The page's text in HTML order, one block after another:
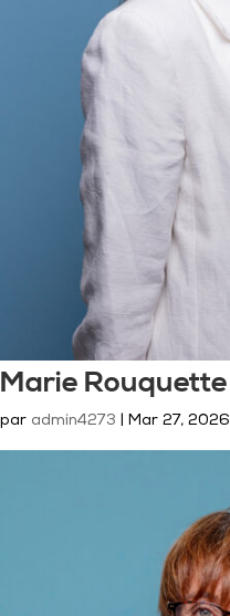
Marie Rouquette
par admin4273 Mar 27, 2026